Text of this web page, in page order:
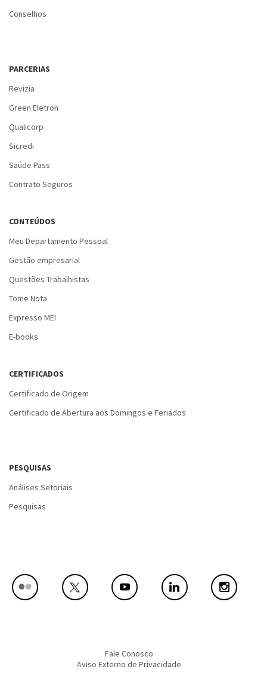
Conselhos
PARCERIAS
Revizia
Green Eletron
Qualicorp
Sicredi
Saúde Pass
Contrato Seguros
CONTEÚDOS
Meu Departamento Pessoal
Gestão empresarial
Questões Trabalhistas
Tome Nota
Expresso MEI
E-books
CERTIFICADOS
Certificado de Origem
Certificado de Abertura aos Domingos e Feriados
PESQUISAS
Análises Setoriais
Pesquisas
Fale Conosco
Aviso Externo de Privacidade